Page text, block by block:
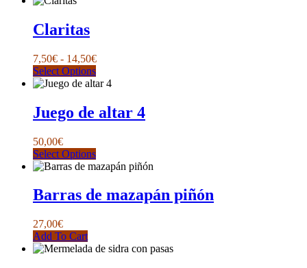
Claritas
7,50€ - 14,50€Rango
precios:
7,50€
hasta
Select OptionsEste
producto
múltiples
variantes.
se
pueden
en
la
producto
Juego de altar 4
50,00€
Select OptionsEste
producto
múltiples
variantes.
pueden
Barras de mazapán piñón
27,00€
Add To Cart